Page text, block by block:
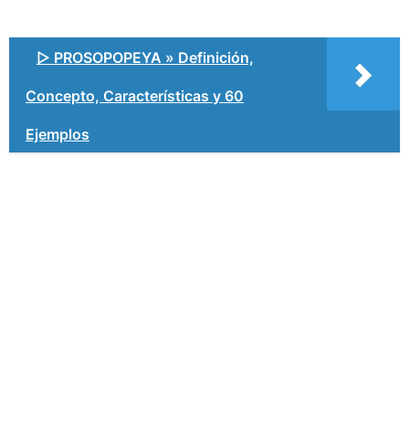
▷ PROSOPOPEYA » Definición,
Concepto, Características y 60
Ejemplos